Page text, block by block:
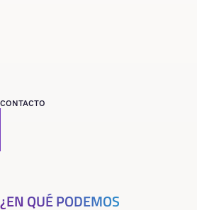
CONTACTO
¿EN QUÉ PODEMOS